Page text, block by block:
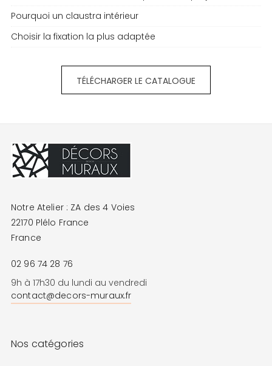
Pourquoi un claustra intérieur
Choisir la fixation la plus adaptée
TÉLÉCHARGER LE CATALOGUE
Notre Atelier : ZA des 4 Voies
22170 Plélo France
France
02 96 74 28 76
9h à 17h30 du lundi au vendredi
contact@decors-muraux.fr
Nos catégories